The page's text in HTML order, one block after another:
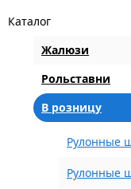
Каталог
Жалюзи
Рольставни
В розницу
Рулонные
Рулонные